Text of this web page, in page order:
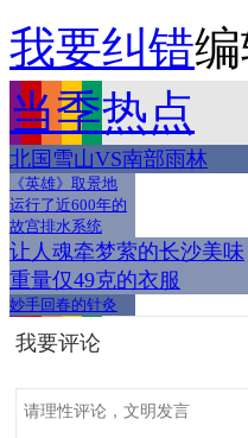
我要纠错
当季热点
北国雪山VS南部雨林
《英雄》取景地
运行了近600年的
故宫排水系统
让人魂牵梦萦的长沙美味
重量仅49克的衣服
妙手回春的针灸